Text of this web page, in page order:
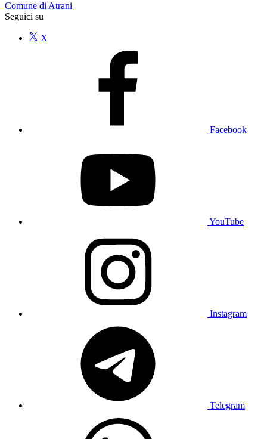
Comune di Atrani
Seguici su
X
Facebook
YouTube
Instagram
Telegram